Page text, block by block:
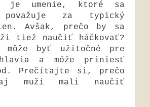
je umenie, ktoré sa
považuje za typický
Avšak, prečo by sa
tiež naučiť háčkovať?
môže byť užitočné pre
a môže priniesť
Prečítajte si, prečo
muži mali naučiť